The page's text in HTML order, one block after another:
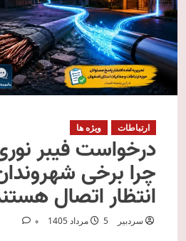
ارتباطات ویژه ها
درخواست فیبر
چرا برخی
انتظار اتصال
سردبیر 5 مرداد 1405 0